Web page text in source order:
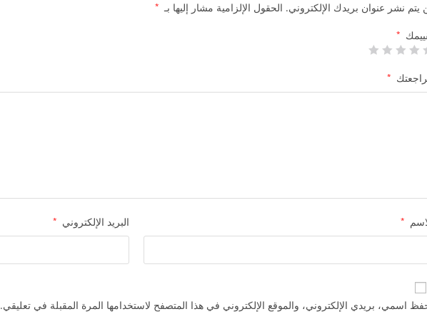
يتم نشر عنوان بريدك الإلكتروني. الحقول الإلزامية مشار إليها بـ *
*
*
* البريد الإلكتروني *
اسمي، بريدي الإلكتروني، والموقع الإلكتروني في هذا المتصفح لاستخدامها المرة المقبلة في تعليقي.